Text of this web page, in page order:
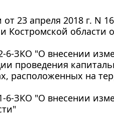
23 апреля 2018 г. N
области
6-ЗКО "О внесении
проведения
расположенных на
6-ЗКО "О внесении